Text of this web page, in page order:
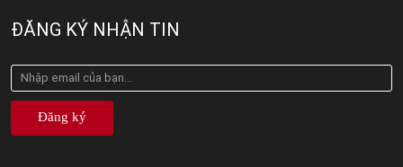
ĐĂNG KÝ NHẬN TIN
Đăng ký